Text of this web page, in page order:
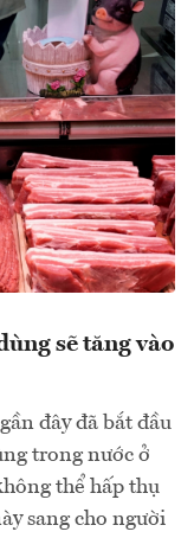
sẽ tăng vào
đây đã bắt đầu
trong nước ở
thể hấp thụ
sang cho người